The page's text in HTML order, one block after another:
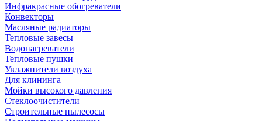
Инфракрасные обогреватели
Конвекторы
Масляные радиаторы
Тепловые завесы
Водонагреватели
Тепловые пушки
Увлажнители воздуха
Для клининга
Мойки высокого давления
Стеклоочистители
Строительные пылесосы